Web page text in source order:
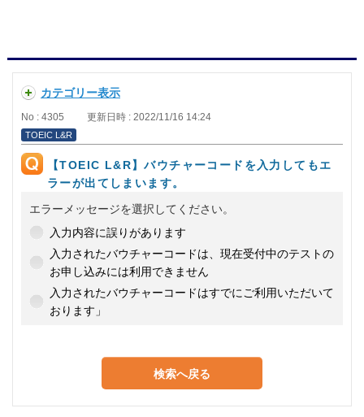
カテゴリー表示
No : 4305 更新日時 : 2022/11/16 14:24
TOEIC L&R
【TOEIC L&R】バウチャーコードを入力してもエ
ラーが出てしまいます。
エラーメッセージを選択してください。
入力内容に誤りがあります
入力されたバウチャーコードは、現在受付中のテストの
お申し込みには利用できません
入力されたバウチャーコードはすでにご利用いただいて
おります」
検索へ戻る